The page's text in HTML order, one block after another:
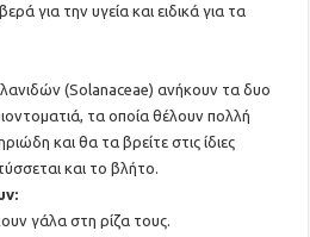
για την υγεία και ειδικά για τα
(Solanaceae) ανήκουν τα δυο
τα οποία θέλουν πολλή
και θα τα βρείτε στις ίδιες
και το βλήτο.
γάλα στη ρίζα τους.